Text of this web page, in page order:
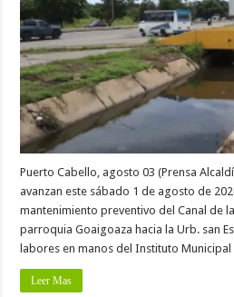
Puerto Cabello, agosto 03 (Prensa
avanzan este sábado 1 de agosto de
mantenimiento preventivo del Canal de
parroquia Goaigoaza hacia la Urb. san
labores en manos del Instituto
Leer Mas